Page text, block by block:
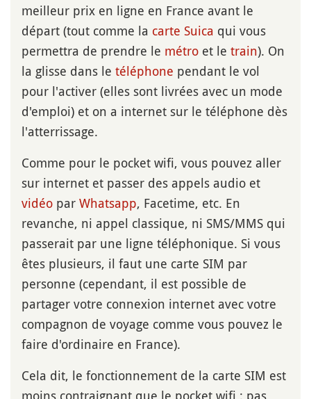
meilleur prix en ligne en France avant le
départ (tout comme la carte Suica qui vous
permettra de prendre le métro et le train). On
la glisse dans le téléphone pendant le vol
pour l'activer (elles sont livrées avec un mode
d'emploi) et on a internet sur le téléphone dès
l'atterrissage.
Comme pour le pocket wifi, vous pouvez aller
sur internet et passer des appels audio et
vidéo par Whatsapp, Facetime, etc. En
revanche, ni appel classique, ni SMS/MMS qui
passerait par une ligne téléphonique. Si vous
êtes plusieurs, il faut une carte SIM par
personne (cependant, il est possible de
partager votre connexion internet avec votre
compagnon de voyage comme vous pouvez le
faire d'ordinaire en France).
Cela dit, le fonctionnement de la carte SIM est